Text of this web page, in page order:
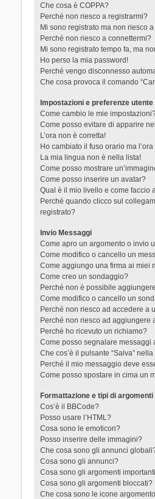
Che cosa è COPPA?
Perché non riesco a registrarmi?
Mi sono registrato ma non riesco
Perché non riesco a connettermi?
Mi sono registrato tempo fa, ma
Ho perso la mia password!
Perché vengo disconnesso
Che cosa provoca il comando
Impostazioni e preferenze utente
Come cambio le mie
Come posso evitare di apparire
L’ora non è corretta!
Ho cambiato il fuso orario ma
La mia lingua non è nella lista!
Come posso mostrare
Come posso inserire un avatar?
Qual è il mio livello e come faccio
Perché quando clicco sul
registrato?
Invio Messaggi
Come apro un argomento o invio
Come modifico o cancello un
Come aggiungo una firma ai miei
Come creo un sondaggio?
Perché non è possibile
Come modifico o cancello un
Perché non riesco ad accedere a
Perché non riesco ad aggiungere
Perché ho ricevuto un richiamo?
Come posso segnalare messaggi
Che cos’è il pulsante “Salva”
Perché il mio messaggio deve
Come posso spostare in cima un
Formattazione e tipi di argomenti
Cos’è il BBCode?
Posso usare l’HTML?
Cosa sono le emoticon?
Posso inserire delle immagini?
Che cosa sono gli annunci
Cosa sono gli annunci?
Cosa sono gli argomenti
Cosa sono gli argomenti bloccati?
Che cosa sono le icone